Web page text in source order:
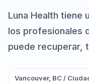
Luna Health tiene
los profesionales
puede recuperar,
Vancouver, BC /